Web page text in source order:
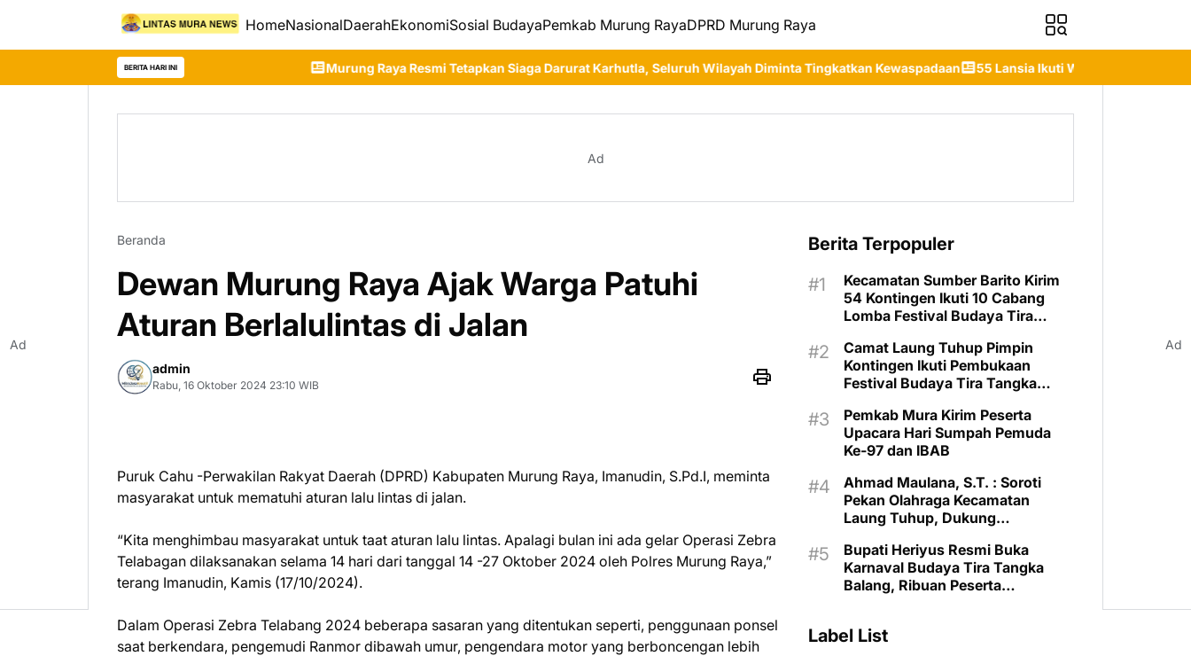
HomeNasionalDaerahEkonomiSosial BudayaPemkab Murung RayaDPRD Murung Raya
BERITA HARI INI Murung Raya Resmi Tetapkan Siaga Darurat Karhutla, Seluruh Wilayah Diminta Tingkatkan Kewaspadaan 55 Lansia Ikuti Wisuda Sekolah Lansia Gita Uluh Itah,
Ad
Beranda
Dewan Murung Raya Ajak Warga Patuhi
Aturan Berlalulintas di Jalan
admin
Rabu, 16 Oktober 2024 23:10 WIB
Puruk Cahu -Perwakilan Rakyat Daerah (DPRD) Kabupaten Murung Raya, Imanudin, S.Pd.I, meminta
masyarakat untuk mematuhi aturan lalu lintas di jalan.
“Kita menghimbau masyarakat untuk taat aturan lalu lintas. Apalagi bulan ini ada gelar Operasi Zebra
Telabagan dilaksanakan selama 14 hari dari tanggal 14 -27 Oktober 2024 oleh Polres Murung Raya,”
terang Imanudin, Kamis (17/10/2024).
Dalam Operasi Zebra Telabang 2024 beberapa sasaran yang ditentukan seperti, penggunaan ponsel
saat berkendara, pengemudi Ranmor dibawah umur, pengendara motor yang berboncengan lebih
Berita Terpopuler
Kecamatan Sumber Barito Kirim
54 Kontingen Ikuti 10 Cabang
Lomba Festival Budaya Tira
Camat Laung Tuhup Pimpin
Kontingen Ikuti Pembukaan
Festival Budaya Tira Tangka
Pemkab Mura Kirim Peserta
Upacara Hari Sumpah Pemuda
Ke-97 dan IBAB
Ahmad Maulana, S.T. : Soroti
Pekan Olahraga Kecamatan
Laung Tuhup, Dukung
Olahraga Daerah
Bupati Heriyus Resmi Buka
Karnaval Budaya Tira Tangka
Balang, Ribuan Peserta
Label List
Ad Ad